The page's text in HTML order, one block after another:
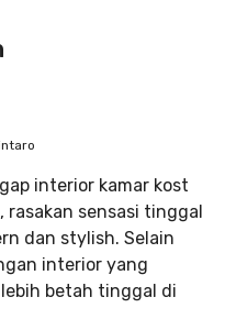
interior kamar kost
sensasi tinggal
dan stylish. Selain
interior yang
betah tinggal di